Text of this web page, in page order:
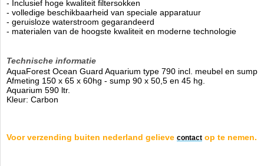
- Inclusief hoge kwaliteit filtersokken
- volledige beschikbaarheid van speciale apparatuur
- geruisloze waterstroom gegarandeerd
- materialen van de hoogste kwaliteit en moderne technologie
Technische informatie
AquaForest Ocean Guard Aquarium type 790 incl. meubel en sump
Afmeting 150 x 65 x 60hg - sump 90 x 50,5 en 45 hg.
Aquarium 590 ltr.
Kleur: Carbon
Voor verzending buiten nederland gelieve contact op te nemen.